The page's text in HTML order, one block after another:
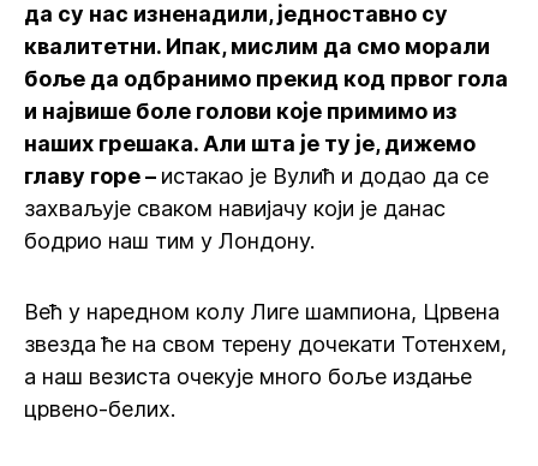
да су нас изненадили, једноставно су
квалитетни. Ипак, мислим да смо морали
боље да одбранимо прекид код првог гола
и највише боле голови које примимо из
наших грешака. Али шта је ту је, дижемо
главу горе – истакао је Вулић и додао да се
захваљује сваком навијачу који је данас
бодрио наш тим у Лондону.
Већ у наредном колу Лиге шампиона, Црвена
звезда ће на свом терену дочекати Тотенхем,
а наш везиста очекује много боље издање
црвено-белих.